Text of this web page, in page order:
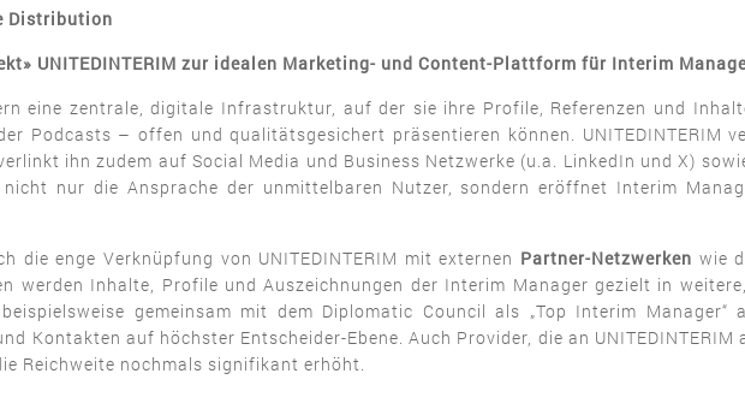
Distribution
UNITEDINTERIM zur idealen Marketing- und Content-Plattform für Interim
eine zentrale, digitale Infrastruktur, auf der sie ihre Profile, Referenzen und
Podcasts – offen und qualitätsgesichert präsentieren können.
ihn zudem auf Social Media und Business Netzwerke (u.a. LinkedIn und X)
nur die Ansprache der unmittelbaren Nutzer, sondern eröffnet Interim
die enge Verknüpfung von UNITEDINTERIM mit externen Partner-Netzwerken wie
werden Inhalte, Profile und Auszeichnungen der Interim Manager gezielt in
gemeinsam mit dem Diplomatic Council als „Top Interim Manager“
Kontakten auf höchster Entscheider-Ebene. Auch Provider, die an
Reichweite nochmals signifikant erhöht.